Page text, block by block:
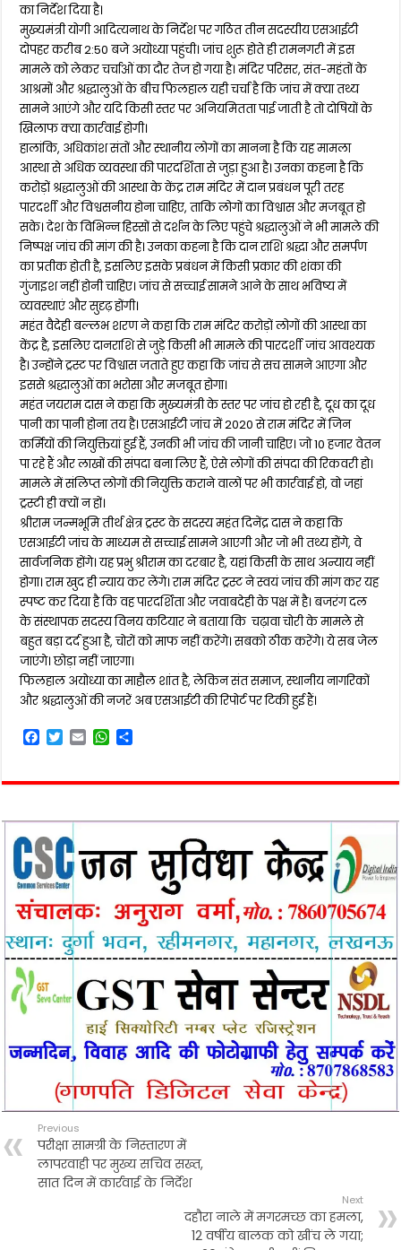
का निर्देश दिया है।
मुख्यमंत्री योगी आदित्यनाथ के निर्देश पर गठित तीन सदस्यीय एसआईटी
दोपहर करीब 2:50 बजे अयोध्या पहुंची। जांच शुरू होते ही रामनगरी में इस
मामले को लेकर चर्चाओं का दौर तेज हो गया है। मंदिर परिसर, संत-महंतों के
आश्रमों और श्रद्धालुओं के बीच फिलहाल यही चर्चा है कि जांच में क्या तथ्य
सामने आएंगे और यदि किसी स्तर पर अनियमितता पाई जाती है तो दोषियों के
खिलाफ क्या कार्रवाई होगी।
हालांकि, अधिकांश संतों और स्थानीय लोगों का मानना है कि यह मामला
आस्था से अधिक व्यवस्था की पारदर्शिता से जुड़ा हुआ है। उनका कहना है कि
करोड़ों श्रद्धालुओं की आस्था के केंद्र राम मंदिर में दान प्रबंधन पूरी तरह
पारदर्शी और विश्वसनीय होना चाहिए, ताकि लोगों का विश्वास और मजबूत हो
सके। देश के विभिन्न हिस्सों से दर्शन के लिए पहुंचे श्रद्धालुओं ने भी मामले की
निष्पक्ष जांच की मांग की है। उनका कहना है कि दान राशि श्रद्धा और समर्पण
का प्रतीक होती है, इसलिए इसके प्रबंधन में किसी प्रकार की शंका की
गुंजाइश नहीं होनी चाहिए। जांच से सच्चाई सामने आने के साथ भविष्य में
व्यवस्थाएं और सुदृढ़ होंगी।
महंत वैदेही बल्लभ शरण ने कहा कि राम मंदिर करोड़ों लोगों की आस्था का
केंद्र है, इसलिए दानराशि से जुड़े किसी भी मामले की पारदर्शी जांच आवश्यक
है। उन्होंने ट्रस्ट पर विश्वास जताते हुए कहा कि जांच से सच सामने आएगा और
इससे श्रद्धालुओं का भरोसा और मजबूत होगा।
महंत जयराम दास ने कहा कि मुख्यमंत्री के स्तर पर जांच हो रही है, दूध का दूध
पानी का पानी होना तय है। एसआईटी जांच में 2020 से राम मंदिर में जिन
कर्मियों की नियुक्तियां हुई हैं, उनकी भी जांच की जानी चाहिए। जो 10 हजार वेतन
पा रहे हैं और लाखों की संपदा बना लिए हैं, ऐसे लोगों की संपदा की रिकवरी हो।
मामले में संलिप्त लोगों की नियुक्ति कराने वालों पर भी कार्रवाई हो, वो जहां
ट्रस्टी ही क्यों न हों।
श्रीराम जन्मभूमि तीर्थ क्षेत्र ट्रस्ट के सदस्य महंत दिनेंद्र दास ने कहा कि
एसआईटी जांच के माध्यम से सच्चाई सामने आएगी और जो भी तथ्य होंगे, वे
सार्वजनिक होंगे। यह प्रभु श्रीराम का दरबार है, यहां किसी के साथ अन्याय नहीं
होगा। राम खुद ही न्याय कर लेंगे। राम मंदिर ट्रस्ट ने स्वयं जांच की मांग कर यह
स्पष्ट कर दिया है कि वह पारदर्शिता और जवाबदेही के पक्ष में है। बजरंग दल
के संस्थापक सदस्य विनय कटियार ने बताया कि चढ़ावा चोरी के मामले से
बहुत बड़ा दर्द हुआ है, चोरों को माफ नहीं करेंगे। सबको ठीक करेंगे। ये सब जेल
जाएंगे। छोड़ा नहीं जाएगा।
फिलहाल अयोध्या का माहौल शांत है, लेकिन संत समाज, स्थानीय नागरिकों
और श्रद्धालुओं की नजरें अब एसआईटी की रिपोर्ट पर टिकी हुई हैं।
F
e
o
o
k
T
t
e
r
E
i
W
t
A
p
r
Previous
परीक्षा सामग्री के निस्तारण में
लापरवाही पर मुख्य सचिव सख्त,
सात दिन में कार्रवाई के निर्देश
Next
दहौरा नाले में मगरमच्छ का हमला,
12 वर्षीय बालक को खींच ले गया;